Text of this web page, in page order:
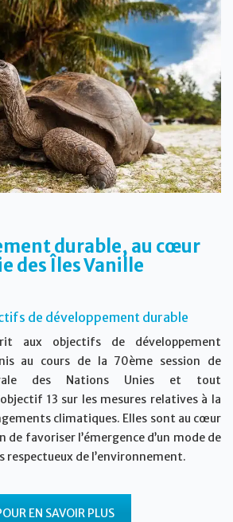
durable, au cœur
des Îles Vanille
de développement durable
aux objectifs de développement
au cours de la 70ème session de
des Nations Unies et tout
13 sur les mesures relatives à la
climatiques. Elles sont au cœur
de favoriser l’émergence d’un mode de
de l’environnement.
EN SAVOIR PLUS